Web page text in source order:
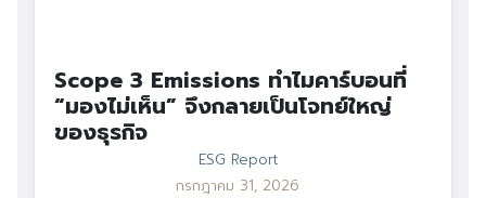
Scope 3 Emissions ทำไมคาร์บอนที่
“มองไม่เห็น” จึงกลายเป็นโจทย์ใหญ่
ของธุรกิจ
ESG Report
กรกฎาคม 31, 2026